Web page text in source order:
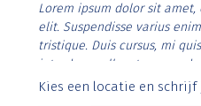
Lorem ipsum dolor sit
elit. Suspendisse varius
tristique. Duis cursus, mi
interdum nulla, ut
Aenean faucibus nibh et
Kies een locatie en